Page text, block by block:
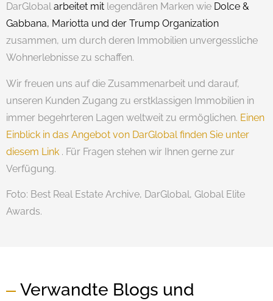
DarGlobalarbeitet mit legendären Marken wie Dolce &
Gabbana, Mariotta und der Trump Organization
zusammen, um durch deren Immobilien unvergessliche
Wohnerlebnisse zu schaffen.
Wir freuen uns auf die Zusammenarbeit und darauf,
unseren Kunden Zugang zu erstklassigen Immobilien in
immer begehrteren Lagen weltweit zu ermöglichen. Einen
Einblick in das Angebot von DarGlobal finden Sie unter
diesem Link . Für Fragen stehen wir Ihnen gerne zur
Verfügung.
Foto: Best Real Estate Archive, DarGlobal, Global Elite
Awards.
Verwandte Blogs und